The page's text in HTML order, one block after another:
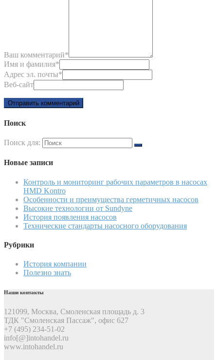
Ваш комментарий*
Имя и фамилия*
Адрес эл. почты*
Веб-сайт
Поиск
Поиск для:
Новые записи
Контроль и мониторинг рабочих параметров в насосах
HMD Kontro
Особенности и преимущества герметичных насосов
Высокие технологии от Sundyne
История появления насосов
Технические стандарты насосного оборудования
Рубрики
История компании
Полезно знать
Наши контакты
121099, Москва, Смоленская площадь д. 3
ТДК "Смоленская Пассаж", офис 627
+7 (495) 234-51-02
info[@]intohandel.ru
www.intohandel.ru